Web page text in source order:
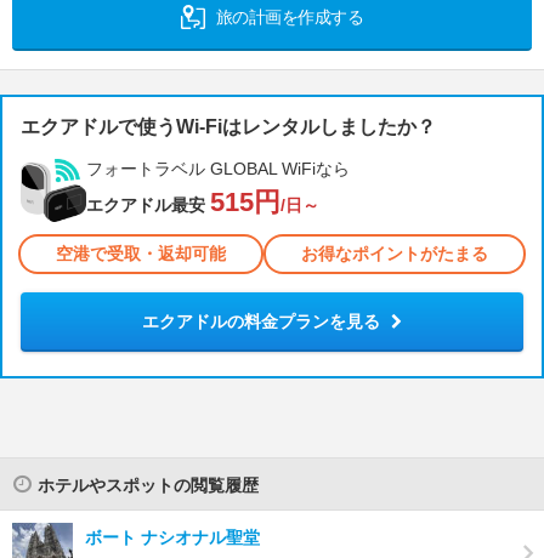
旅の計画を作成する
エクアドルで使うWi-Fiはレンタルしましたか？
フォートラベル GLOBAL WiFiなら
エクアドル最安 515円 /日～
空港で受取・返却可能 お得なポイントがたまる
エクアドルの料金プランを見る
ホテルやスポットの閲覧履歴
ボート ナシオナル聖堂